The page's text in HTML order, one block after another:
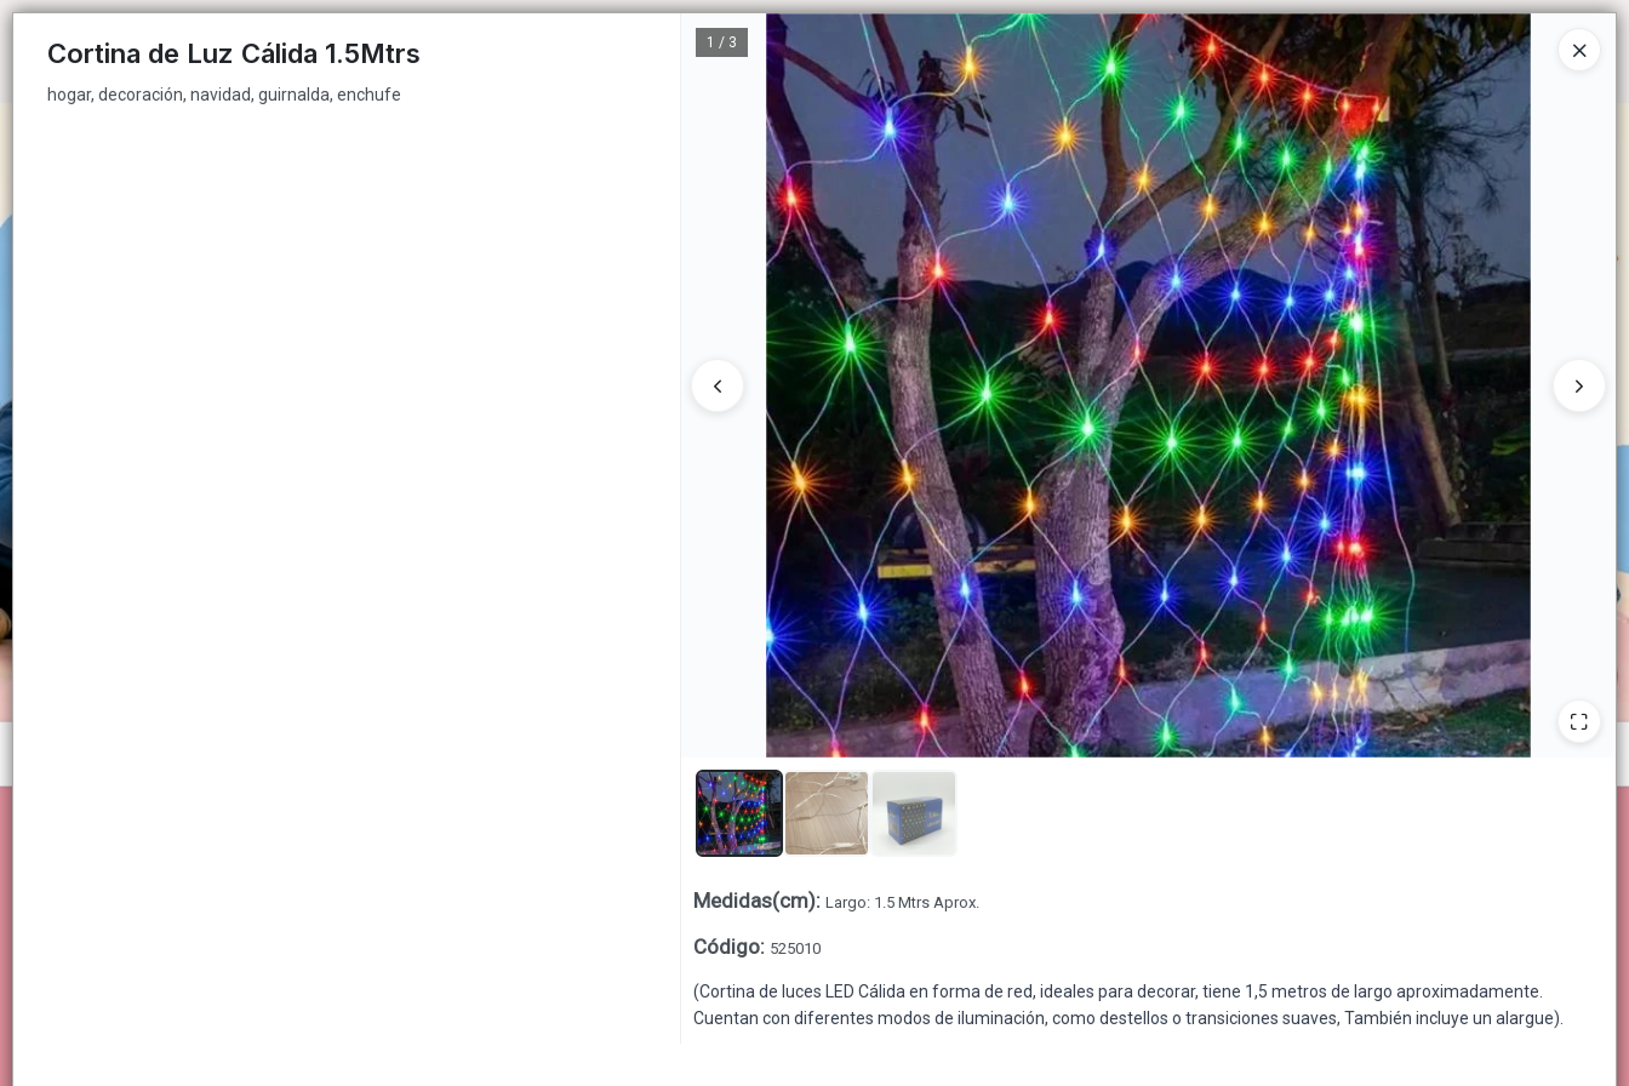
hogar, decoración, navidad, guirnalda, enchufe
Cortina de Luz Cálida 1.5Mtrs
hogar, decoración, navidad, guirnalda, enchufe
1 / 3
Medidas(cm): Largo: 1.5 Mtrs Aprox.
Código: 525010
(Cortina de luces LED Cálida en forma de red, ideales para decorar, tiene 1,5 metros de largo aproximadamente.
Cuentan con diferentes modos de iluminación, como destellos o transiciones suaves, También incluye un alargue).
Ingresar a la Tienda
CÓMO COMPRAR QUIÉNES SOMOS CONTACTO